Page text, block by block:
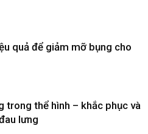
quả để giảm mỡ bụng cho
trong thể hình – khắc phục và
lưng